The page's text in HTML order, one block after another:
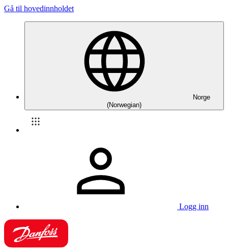
Gå til hovedinnholdet
Norge
(Norwegian)
Logg inn